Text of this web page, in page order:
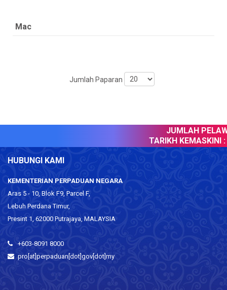
Mac
Jumlah Paparan
JUMLAH
TARIKH KEMASKINI :
HUBUNGI KAMI
KEMENTERIAN PERPADUAN NEGARA
Aras 5 - 10, Blok F9, Parcel F,
Lebuh Perdana Timur,
Presint 1, 62000 Putrajaya, MALAYSIA
+603-8091 8000
pro[at]perpaduan[dot]gov[dot]my